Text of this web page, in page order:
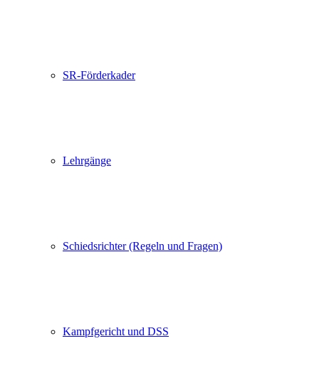
SR-Förderkader
Lehrgänge
Schiedsrichter (Regeln und Fragen)
Kampfgericht und DSS